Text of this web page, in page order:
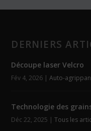
DERNIERS
Découpe laser Velcro
Fév 4, 2026 |Auto-
Technologie des
Déc 22, 2025 |Tous les